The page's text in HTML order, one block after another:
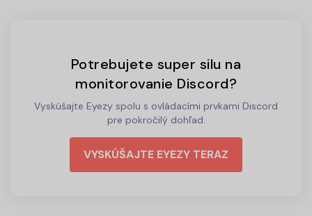
Potrebujete super silu na
monitorovanie Discord?
Vyskúšajte Eyezy spolu s ovládacími prvkami Discord
pre pokročilý dohľad.
VYSKÚŠAJTE EYEZY TERAZ